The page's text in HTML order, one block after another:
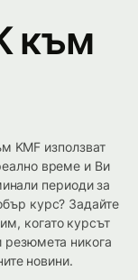
към
KMF използват
време и Ви
периоди за
курс? Задайте
когато курсът
никога
новини.